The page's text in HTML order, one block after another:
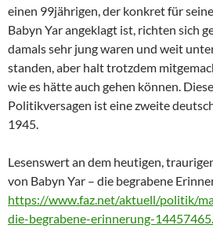
einen 99jährigen, der konkret für
Babyn Yar angeklagt ist, richten sich
damals sehr jung waren und weit
standen, aber halt trotzdem
wie es hätte auch gehen können.
Politikversagen ist eine zweite
1945.
Lesenswert an dem heutigen,
von Babyn Yar – die begrabene
https://www.faz.net/aktuell/politik/
die-begrabene-erinnerung-